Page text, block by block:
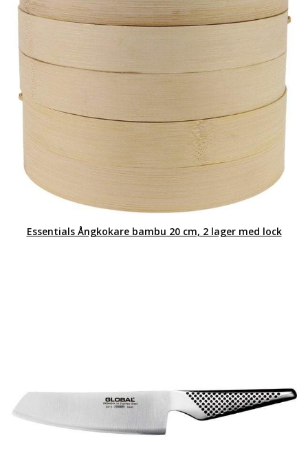
Essentials Ångkokare bambu 20 cm, 2 lager med lock